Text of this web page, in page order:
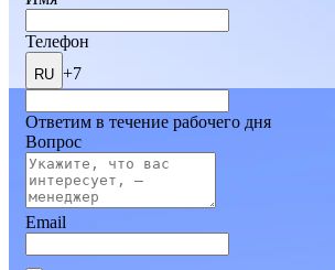
Телефон
RU +7
Ответим в течение рабочего дня
Вопрос
Email